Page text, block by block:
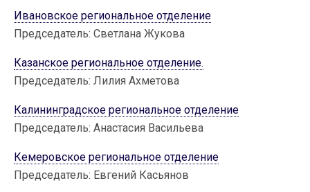
Ивановское региональное отделение
Председатель: Светлана Жукова
Казанское региональное отделение.
Председатель: Лилия Ахметова
Калининградское региональное отделение
Председатель: Анастасия Васильева
Кемеровское региональное отделение
Председатель: Евгений Касьянов